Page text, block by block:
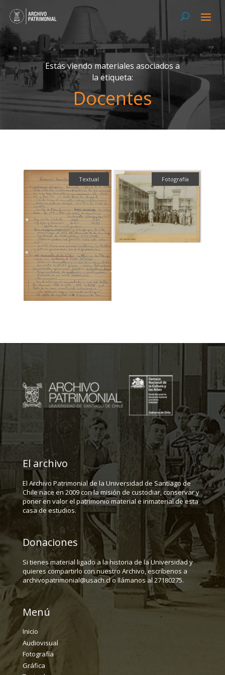
Estás viendo materiales asociados a
la etiqueta:
Docentes
Textual Fotografía
El archivo
El Archivo Patrimonial de la Universidad de Santiago de
Chile nace en 2009 con la misión de custodiar, conservar y
poner en valor el patrimonio material e inmaterial de esta
casa de estudios.
Donaciones
Si tienes material ligado a la historia de la Universidad y
quieres compartirlo con nuestro Archivo, escríbenos a
archivopatrimonial@usach.cl o llámanos al 27180275.
Menú
Inicio
Audiovisual
Fotografía
Gráfica